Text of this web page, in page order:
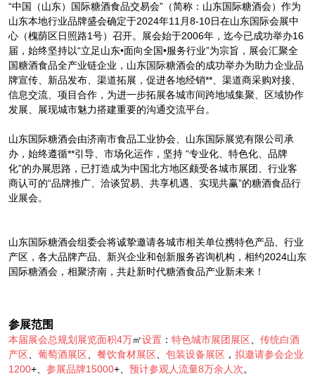
“中国（山东）国际糖酒食品交易会”（简称：山东国际糖酒会）作为
山东本地行业品牌盛会确定于2024年11月8-10日在山东国际会展中
心（槐荫区日照路1号）召开。展会始于2006年，迄今已成功举办16
届，始终坚持以“立足山东•面向全国•服务行业”为宗旨，展会汇聚全
国糖酒食品全产业链企业，山东国际糖酒会的成功举办为助力企业品
牌宣传、新品发布、渠道拓展，促进各地经销**、渠道商采购对接、
信息交流、项目合作，为进一步拓展各城市间跨地域集聚、区域协作
发展、展现城市魅力搭建重要的沟通交流平台。
山东国际糖酒会由济南市食品工业协会、山东国际展览有限公司承
办，始终遵循**引导、市场化运作，坚持 “专业化、特色化、品牌
化”的办展思路，已打造成为中国北方地区颇受各城市展团、行业客
商认可的“品牌推广、洽谈贸易、共享机遇、实现共赢”的糖酒食品行
业展会。
山东国际糖酒会组委会将诚挚邀请各城市相关单位携特色产品、行业
产区，各大品牌产品、新兴企业和创新服务咨询机构，相约2024山东
国际糖酒会，相聚济南，共赴新时代糖酒食品产业新未来！
参展范围
本届展会总规划展览面积4万㎡设置 ： 特色城市展团展区
传统白酒
产区
葡萄酒展区 餐饮食材展区 包装设备展区 ， 拟邀请参会企业
1200+、 参展品牌15000+、 预计参观人流量8万余人次。